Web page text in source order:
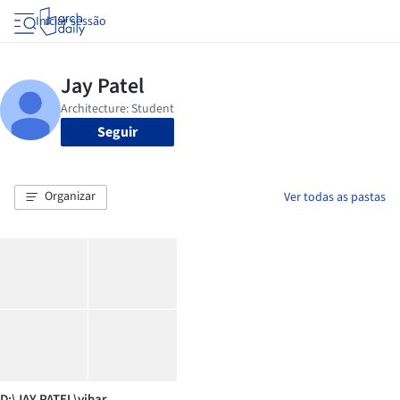
Iniciar sessão
Seguir
Organizar Ver todas as pastas